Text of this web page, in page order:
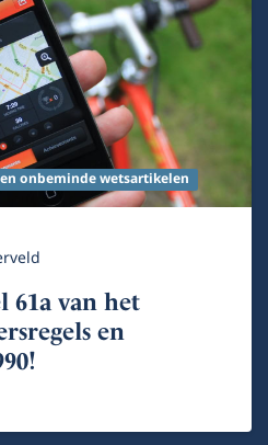
onbeminde wetsartikelen
61a van het
en